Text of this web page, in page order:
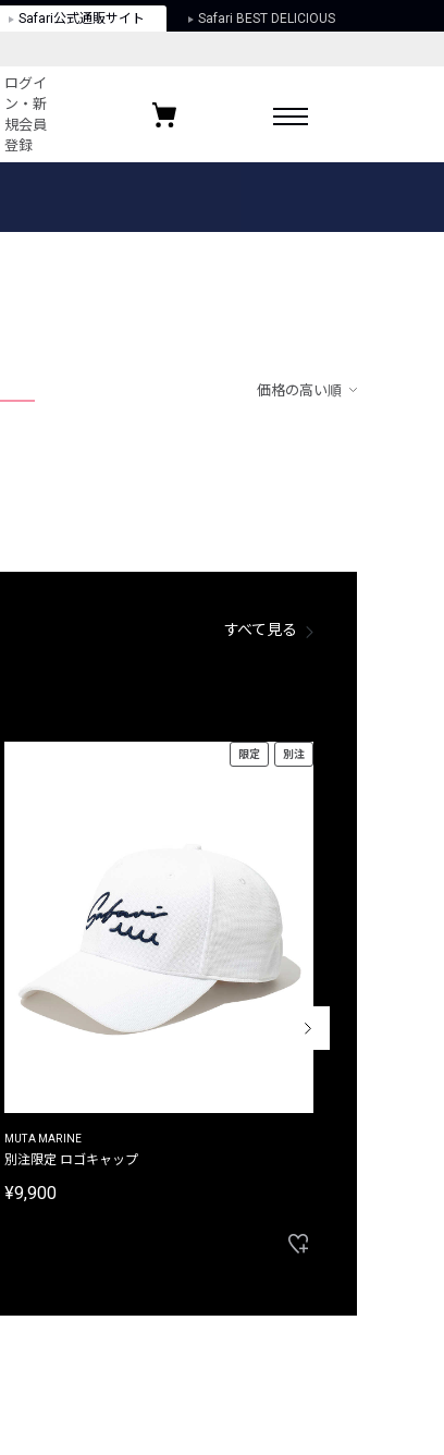
Safari公式通販サイト Safari BEST DELICIOUS
ログイ
ン・新
規会員
登録
お気に入りブランド
価格の高い順
すべて見る
限定 別注
MUTA MARINE
別注限定 ロゴキャップ
¥9,900